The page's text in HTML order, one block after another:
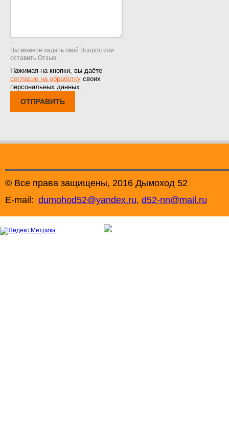
Вы можете задать свой Вопрос или
оставить Отзыв.
Нажимая на кнопки, вы даёте
согласие на обработку своих
персональных данных.
ОТПРАВИТЬ
© Все права защищены, 2016 Дымоход
E-mail: dumohod52@yandex.ru, d52-nn@mail.ru